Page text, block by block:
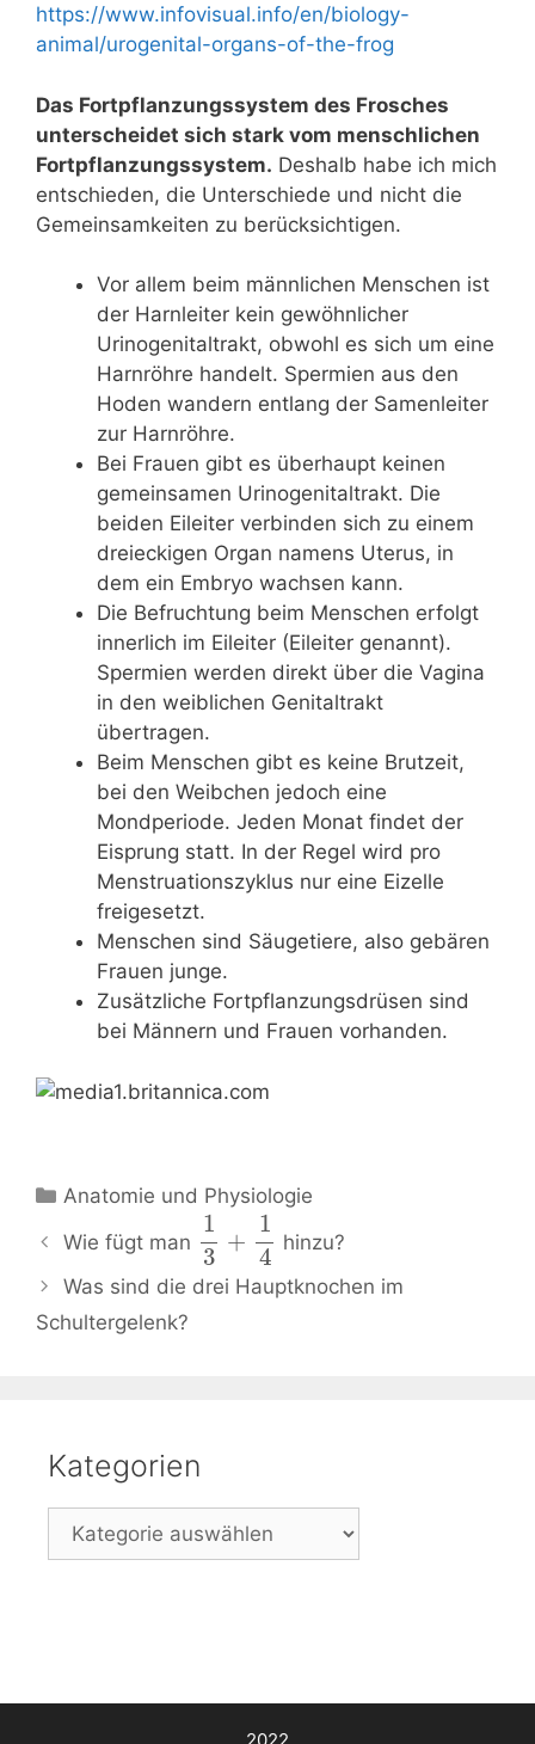
https://www.infovisual.info/en/biology-
animal/urogenital-organs-of-the-frog
Das Fortpflanzungssystem des Frosches
unterscheidet sich stark vom menschlichen
Fortpflanzungssystem. Deshalb habe ich mich
entschieden, die Unterschiede und nicht die
Gemeinsamkeiten zu berücksichtigen.
Vor allem beim männlichen Menschen ist
der Harnleiter kein gewöhnlicher
Urinogenitaltrakt, obwohl es sich um eine
Harnröhre handelt. Spermien aus den
Hoden wandern entlang der Samenleiter
zur Harnröhre.
Bei Frauen gibt es überhaupt keinen
gemeinsamen Urinogenitaltrakt. Die
beiden Eileiter verbinden sich zu einem
dreieckigen Organ namens Uterus, in
dem ein Embryo wachsen kann.
Die Befruchtung beim Menschen erfolgt
innerlich im Eileiter (Eileiter genannt).
Spermien werden direkt über die Vagina
in den weiblichen Genitaltrakt
übertragen.
Beim Menschen gibt es keine Brutzeit,
bei den Weibchen jedoch eine
Mondperiode. Jeden Monat findet der
Eisprung statt. In der Regel wird pro
Menstruationszyklus nur eine Eizelle
freigesetzt.
Menschen sind Säugetiere, also gebären
Frauen junge.
Zusätzliche Fortpflanzungsdrüsen sind
bei Männern und Frauen vorhanden.
Kategorien
Anatomie und Physiologie
Navigation
Wie fügt man
1
3
+
1
4
hinzu?
Was sind die drei Hauptknochen im
Schultergelenk?
Kategorien
Kategorien